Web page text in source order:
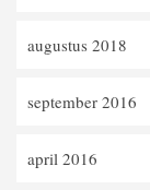
augustus 2018
september 2016
april 2016